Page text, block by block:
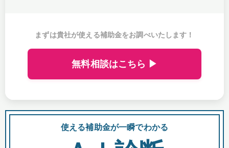
まずは貴社が使える補助金をお調べいたします！
無料相談はこちら ▶
使える補助金が一瞬でわかる